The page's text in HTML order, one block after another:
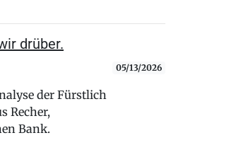
drüber.
05/13/2026
der Fürstlich
Recher,
Bank.